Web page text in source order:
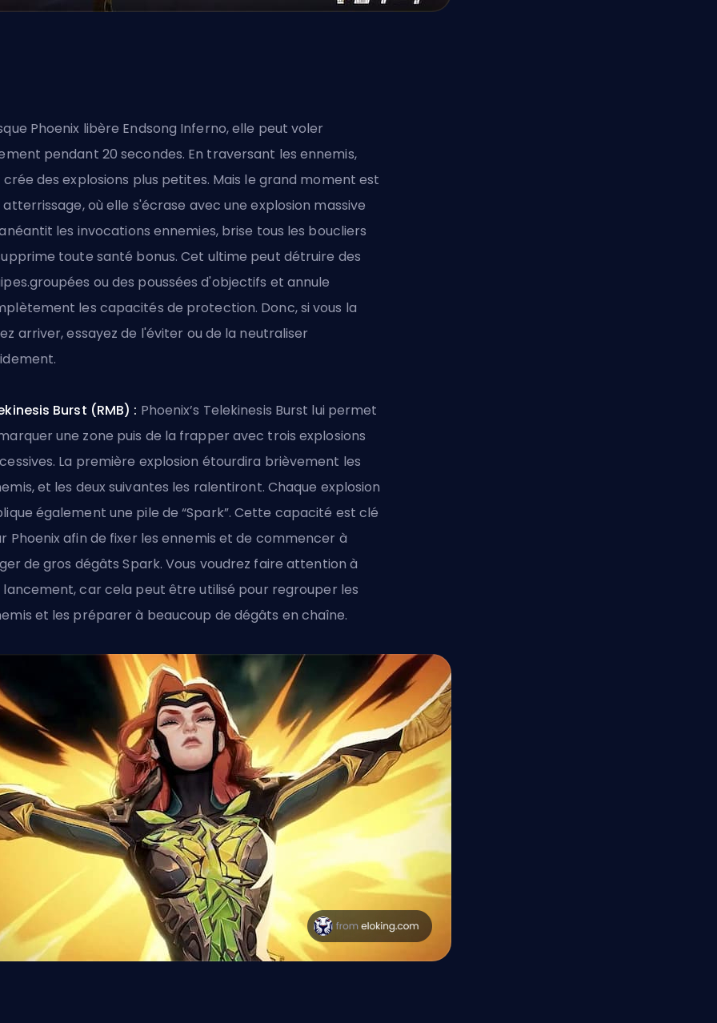
Phoenix libère Endsong Inferno, elle peut voler
pendant 20 secondes. En traversant les ennemis,
crée des explosions plus petites. Mais le grand moment est
atterrissage, où elle s'écrase avec une explosion massive
les invocations ennemies, brise tous les boucliers
toute santé bonus. Cet ultime peut détruire des
ou des poussées d'objectifs et annule
les capacités de protection. Donc, si vous la
arriver, essayez de l'éviter ou de la neutraliser
Burst (RMB) : Phoenix’s Telekinesis Burst lui permet
une zone puis de la frapper avec trois explosions
La première explosion étourdira brièvement les
et les deux suivantes les ralentiront. Chaque explosion
également une pile de “Spark”. Cette capacité est clé
Phoenix afin de fixer les ennemis et de commencer à
de gros dégâts Spark. Vous voudrez faire attention à
lancement, car cela peut être utilisé pour regrouper les
et les préparer à beaucoup de dégâts en chaîne.